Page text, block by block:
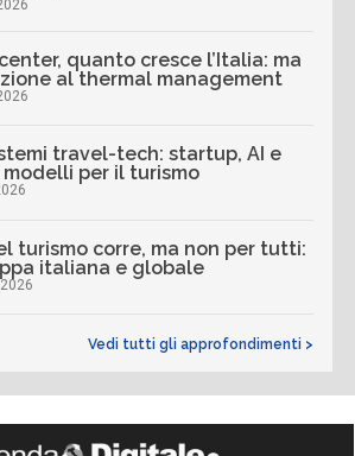
quanto cresce l’Italia: ma
al thermal management
travel-tech: startup, AI e
modelli per il turismo
turismo corre, ma non per tutti:
italiana e globale
Vedi tutti gli approfondimenti >